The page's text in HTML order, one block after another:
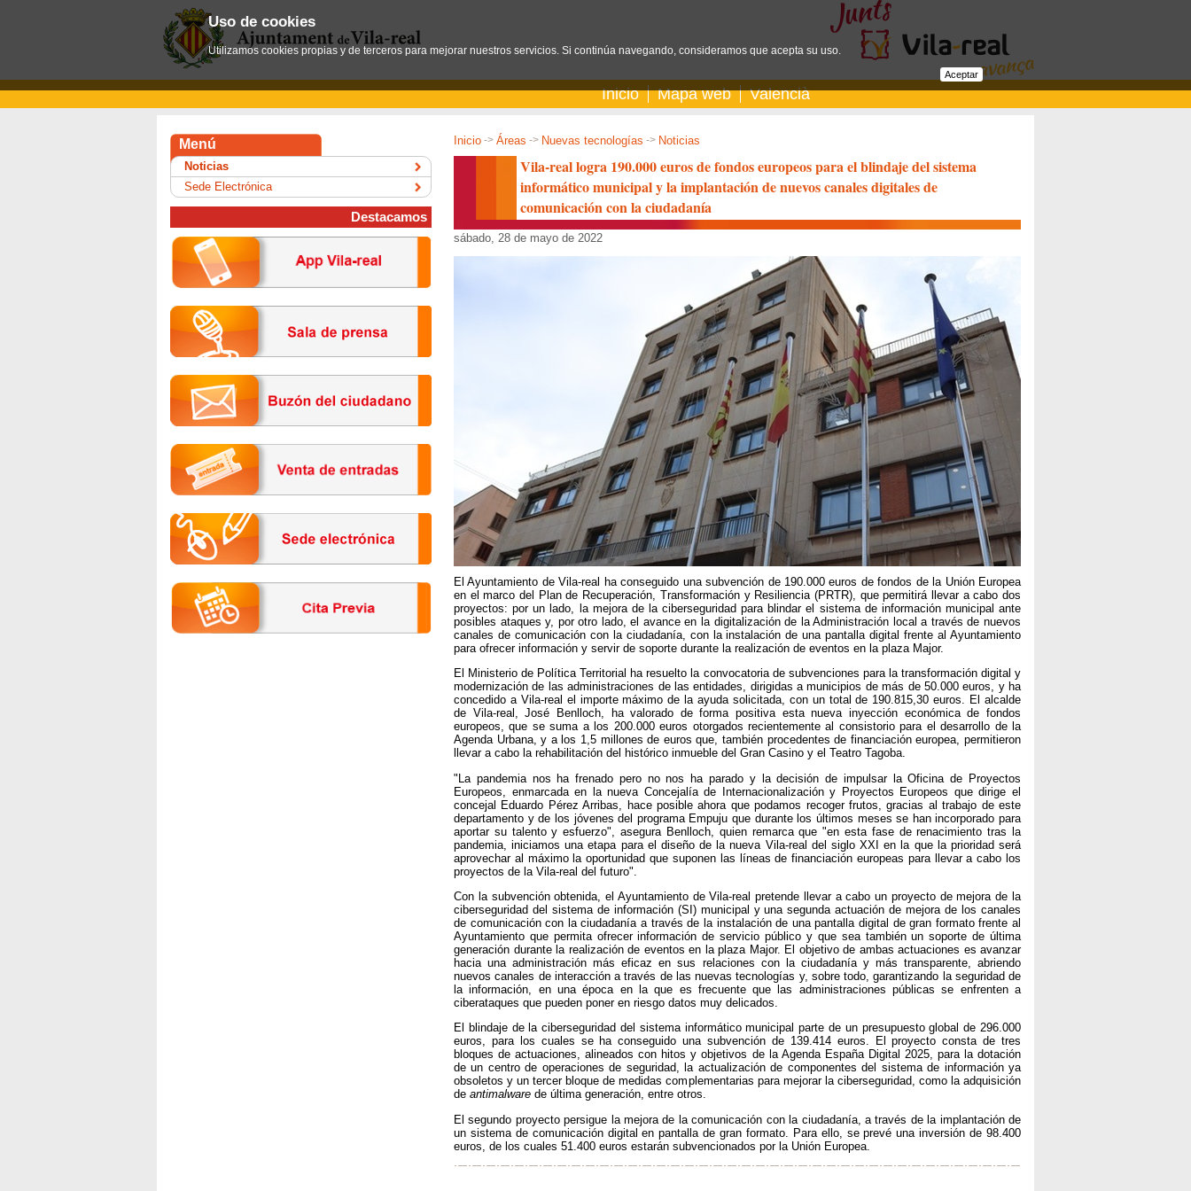
Inicio Mapa web Valencià
Inicio -> Áreas -> Nuevas tecnologías -> Noticias
Vila-real logra 190.000 euros de fondos europeos para el blindaje del sistema
informático municipal y la implantación de nuevos canales digitales de
comunicación con la ciudadanía
sábado, 28 de mayo de 2022
El Ayuntamiento de Vila-real ha conseguido una subvención de 190.000 euros de fondos de la Unión Europea
en el marco del Plan de Recuperación, Transformación y Resiliencia (PRTR), que permitirá llevar a cabo dos
proyectos: por un lado, la mejora de la ciberseguridad para blindar el sistema de información municipal ante
posibles ataques y, por otro lado, el avance en la digitalización de la Administración local a través de nuevos
canales de comunicación con la ciudadanía, con la instalación de una pantalla digital frente al Ayuntamiento
para ofrecer información y servir de soporte durante la realización de eventos en la plaza Major.
El Ministerio de Política Territorial ha resuelto la convocatoria de subvenciones para la transformación digital y
modernización de las administraciones de las entidades, dirigidas a municipios de más de 50.000 euros, y ha
concedido a Vila-real el importe máximo de la ayuda solicitada, con un total de 190.815,30 euros. El alcalde
de Vila-real, José Benlloch, ha valorado de forma positiva esta nueva inyección económica de fondos
europeos, que se suma a los 200.000 euros otorgados recientemente al consistorio para el desarrollo de la
Agenda Urbana, y a los 1,5 millones de euros que, también procedentes de financiación europea, permitieron
llevar a cabo la rehabilitación del histórico inmueble del Gran Casino y el Teatro Tagoba.
"La pandemia nos ha frenado pero no nos ha parado y la decisión de impulsar la Oficina de Proyectos
Europeos, enmarcada en la nueva Concejalía de Internacionalización y Proyectos Europeos que dirige el
concejal Eduardo Pérez Arribas, hace posible ahora que podamos recoger frutos, gracias al trabajo de este
departamento y de los jóvenes del programa Empuju que durante los últimos meses se han incorporado para
aportar su talento y esfuerzo", asegura Benlloch, quien remarca que "en esta fase de renacimiento tras la
pandemia, iniciamos una etapa para el diseño de la nueva Vila-real del siglo XXI en la que la prioridad será
aprovechar al máximo la oportunidad que suponen las líneas de financiación europeas para llevar a cabo los
proyectos de la Vila-real del futuro".
Con la subvención obtenida, el Ayuntamiento de Vila-real pretende llevar a cabo un proyecto de mejora de la
ciberseguridad del sistema de información (SI) municipal y una segunda actuación de mejora de los canales
de comunicación con la ciudadanía a través de la instalación de una pantalla digital de gran formato frente al
Ayuntamiento que permita ofrecer información de servicio público y que sea también un soporte de última
generación durante la realización de eventos en la plaza Major. El objetivo de ambas actuaciones es avanzar
hacia una administración más eficaz en sus relaciones con la ciudadanía y más transparente, abriendo
nuevos canales de interacción a través de las nuevas tecnologías y, sobre todo, garantizando la seguridad de
la información, en una época en la que es frecuente que las administraciones públicas se enfrenten a
ciberataques que pueden poner en riesgo datos muy delicados.
El blindaje de la ciberseguridad del sistema informático municipal parte de un presupuesto global de 296.000
euros, para los cuales se ha conseguido una subvención de 139.414 euros. El proyecto consta de tres
bloques de actuaciones, alineados con hitos y objetivos de la Agenda España Digital 2025, para la dotación
de un centro de operaciones de seguridad, la actualización de componentes del sistema de información ya
obsoletos y un tercer bloque de medidas complementarias para mejorar la ciberseguridad, como la adquisición
de antimalware de última generación, entre otros.
El segundo proyecto persigue la mejora de la comunicación con la ciudadanía, a través de la implantación de
un sistema de comunicación digital en pantalla de gran formato. Para ello, se prevé una inversión de 98.400
euros, de los cuales 51.400 euros estarán subvencionados por la Unión Europea.
Menú
Noticias
Sede Electrónica
Destacamos
Uso de cookies
Utilizamos cookies propias y de terceros para mejorar nuestros servicios. Si continúa navegando, consideramos que acepta su uso.
Aceptar